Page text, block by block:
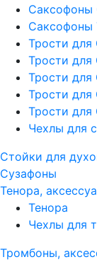
Саксофоны
Саксофоны
Трости для
Трости для
Трости для
Трости
Трости для
Чехлы для
Стойки для
Сузафоны
Тенора,
Тенора
Чехлы для
Тромбоны,